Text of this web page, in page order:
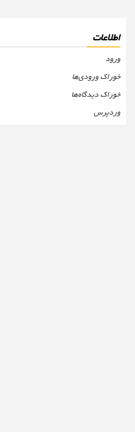
اطلاعات
ورود
خوراک ورودی‌ها
خوراک دیدگاه‌ها
وردپرس